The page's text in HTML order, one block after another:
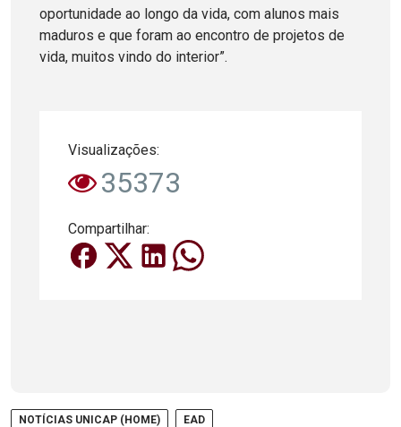
oportunidade ao longo da vida, com alunos mais
maduros e que foram ao encontro de projetos de
vida, muitos vindo do interior”.
Visualizações:
35373
Compartilhar:
NOTÍCIAS UNICAP (HOME)
EAD